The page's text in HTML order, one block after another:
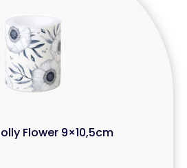
Flower 9×10,5cm